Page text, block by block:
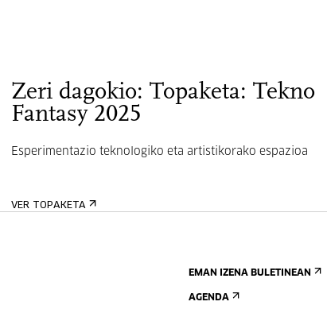
Zeri dagokio: Topaketa: Tekno
Fantasy 2025
Esperimentazio teknologiko eta artistikorako espazioa
VER TOPAKETA
EMAN IZENA BULETINEAN
AGENDA